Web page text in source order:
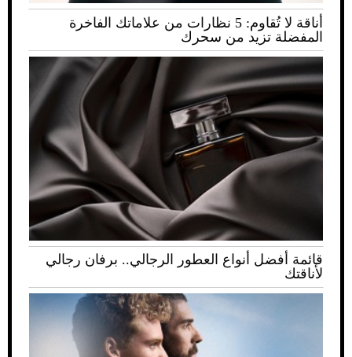
أناقة لا تُقاوم: 5 نظارات من علاماتك الفاخرة
المفضلة تزيد من سحرك
قائمة أفضل أنواع العطور الرجالي.. برفان رجالي
لأناقتك